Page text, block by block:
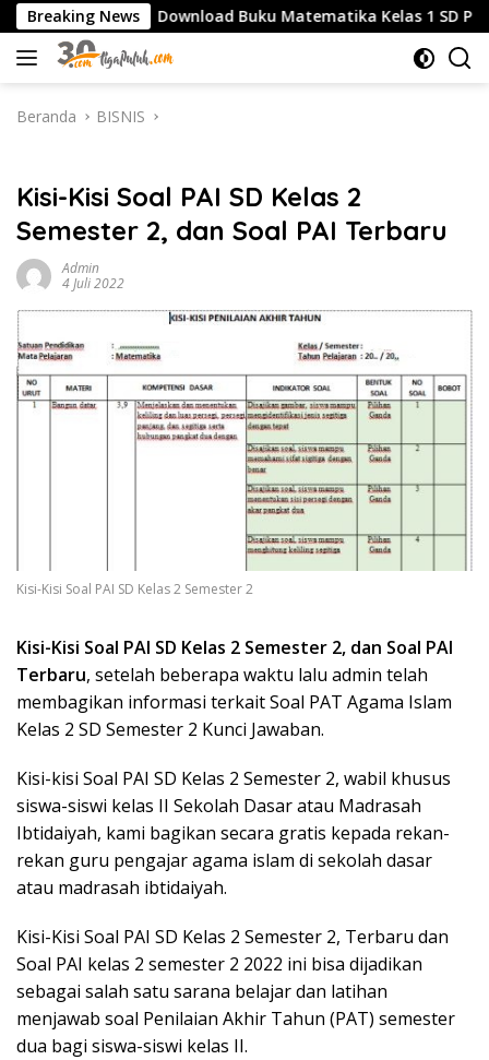
Langsung
ke
konten
Breaking News
Download Buku Matematika Kelas 1 SD Penerbit
Beranda BISNIS
Kisi-Kisi Soal PAI SD Kelas 2
Semester 2, dan Soal PAI Terbaru
Admin
4 Juli 2022
Kisi-Kisi Soal PAI SD Kelas 2 Semester 2
Kisi-Kisi Soal PAI SD Kelas 2 Semester 2, dan Soal PAI
Terbaru, setelah beberapa waktu lalu admin telah
membagikan informasi terkait Soal PAT Agama Islam
Kelas 2 SD Semester 2 Kunci Jawaban.
Kisi-kisi Soal PAI SD Kelas 2 Semester 2, wabil khusus
siswa-siswi kelas II Sekolah Dasar atau Madrasah
Ibtidaiyah, kami bagikan secara gratis kepada rekan-
rekan guru pengajar agama islam di sekolah dasar
atau madrasah ibtidaiyah.
Kisi-Kisi Soal PAI SD Kelas 2 Semester 2, Terbaru dan
Soal PAI kelas 2 semester 2 2022 ini bisa dijadikan
sebagai salah satu sarana belajar dan latihan
menjawab soal Penilaian Akhir Tahun (PAT) semester
dua bagi siswa-siswi kelas II.